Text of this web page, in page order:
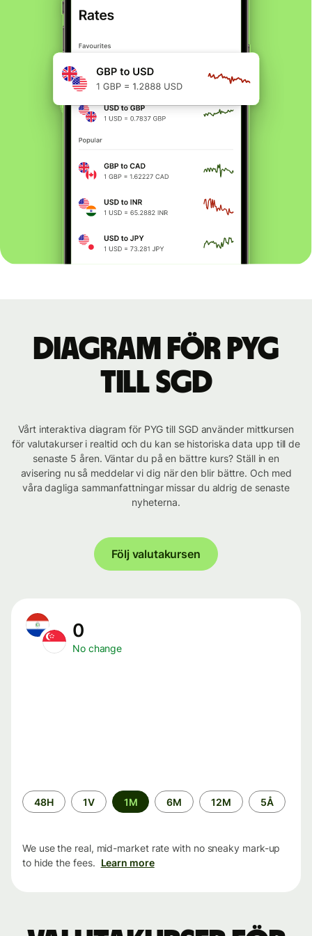
Diagram för PYG
till SGD
Vårt interaktiva diagram för PYG till SGD använder mittkursen
för valutakurser i realtid och du kan se historiska data upp till de
senaste 5 åren. Väntar du på en bättre kurs? Ställ in en
avisering nu så meddelar vi dig när den blir bättre. Och med
våra dagliga sammanfattningar missar du aldrig de senaste
nyheterna.
Följ valutakursen
0
No change
Time
period
48H 1V 1M 6M 12M 5Å
We use the real, mid-market rate with no sneaky mark-up
to hide the fees. Learn more